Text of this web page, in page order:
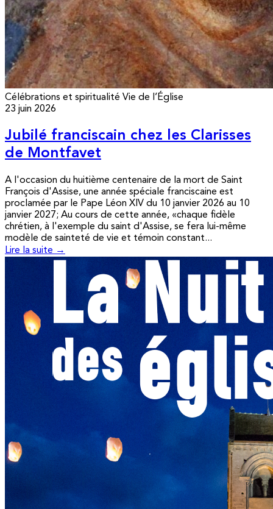
Célébrations et spiritualité Vie de l’Église
23 juin 2026
Jubilé franciscain chez les Clarisses
de Montfavet
A l'occasion du huitième centenaire de la mort de Saint
François d'Assise, une année spéciale franciscaine est
proclamée par le Pape Léon XIV du 10 janvier 2026 au 10
janvier 2027; Au cours de cette année, «chaque fidèle
chrétien, à l'exemple du saint d'Assise, se fera lui-même
modèle de sainteté de vie et témoin constant...
Lire la suite →